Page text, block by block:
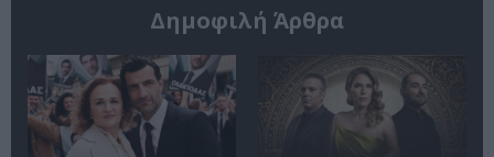
Δημοφιλή Άρθρα